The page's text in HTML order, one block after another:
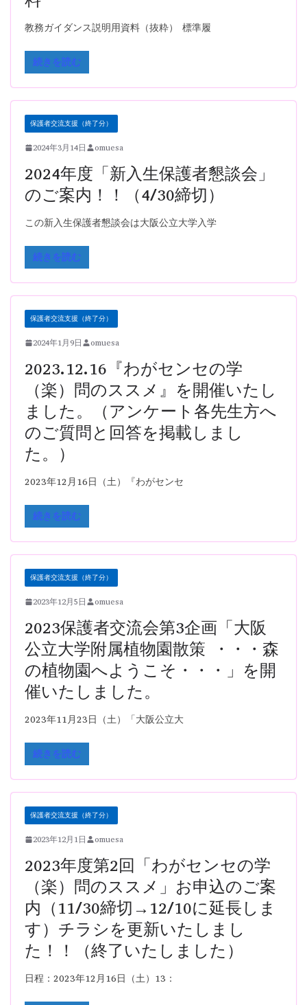
教務ガイダンス説明用資料（抜粋） 標準履
続きを読む
保護者交流支援（終了分）
2024年3月14日 omuesa
2024年度「新入生保護者懇談会」
のご案内！！（4/30締切）
この新入生保護者懇談会は大阪公立大学入学
続きを読む
保護者交流支援（終了分）
2024年1月9日 omuesa
2023.12.16『わがセンセの学
（楽）問のススメ』を開催いたし
ました。（アンケート各先生方へ
のご質問と回答を掲載しまし
た。）
2023年12月16日（土）『わがセンセ
続きを読む
保護者交流支援（終了分）
2023年12月5日 omuesa
2023保護者交流会第3企画「大阪
公立大学附属植物園散策 ・・・森
の植物園へようこそ・・・」を開
催いたしました。
2023年11月23日（土）「大阪公立大
続きを読む
保護者交流支援（終了分）
2023年12月1日 omuesa
2023年度第2回「わがセンセの学
（楽）問のススメ」お申込のご案
内（11/30締切→12/10に延長しま
す）チラシを更新いたしまし
た！！（終了いたしました）
日程：2023年12月16日（土）13：